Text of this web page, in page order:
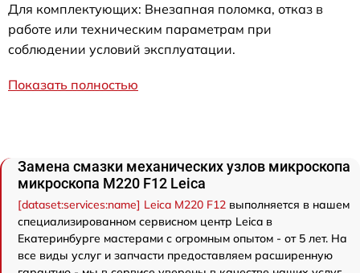
Для комплектующих: Внезапная поломка, отказ в
работе или техническим параметрам при
соблюдении условий эксплуатации.
Показать полностью
Замена смазки механических узлов микроскопа
микроскопа M220 F12 Leica
[dataset:services:name] Leica M220 F12 выполняется в нашем
специализированном сервисном центр Leica в
Екатеринбурге мастерами с огромным опытом - от 5 лет. На
все виды услуг и запчасти предоставляем расширенную